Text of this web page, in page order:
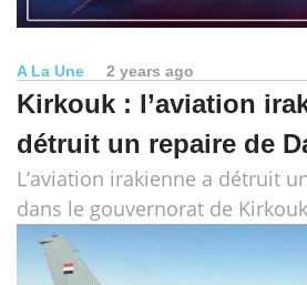
A La Une 2 years ago
Kirkouk : l’aviation
détruit un repaire de
L’aviation irakienne a détruit
dans le gouvernorat de